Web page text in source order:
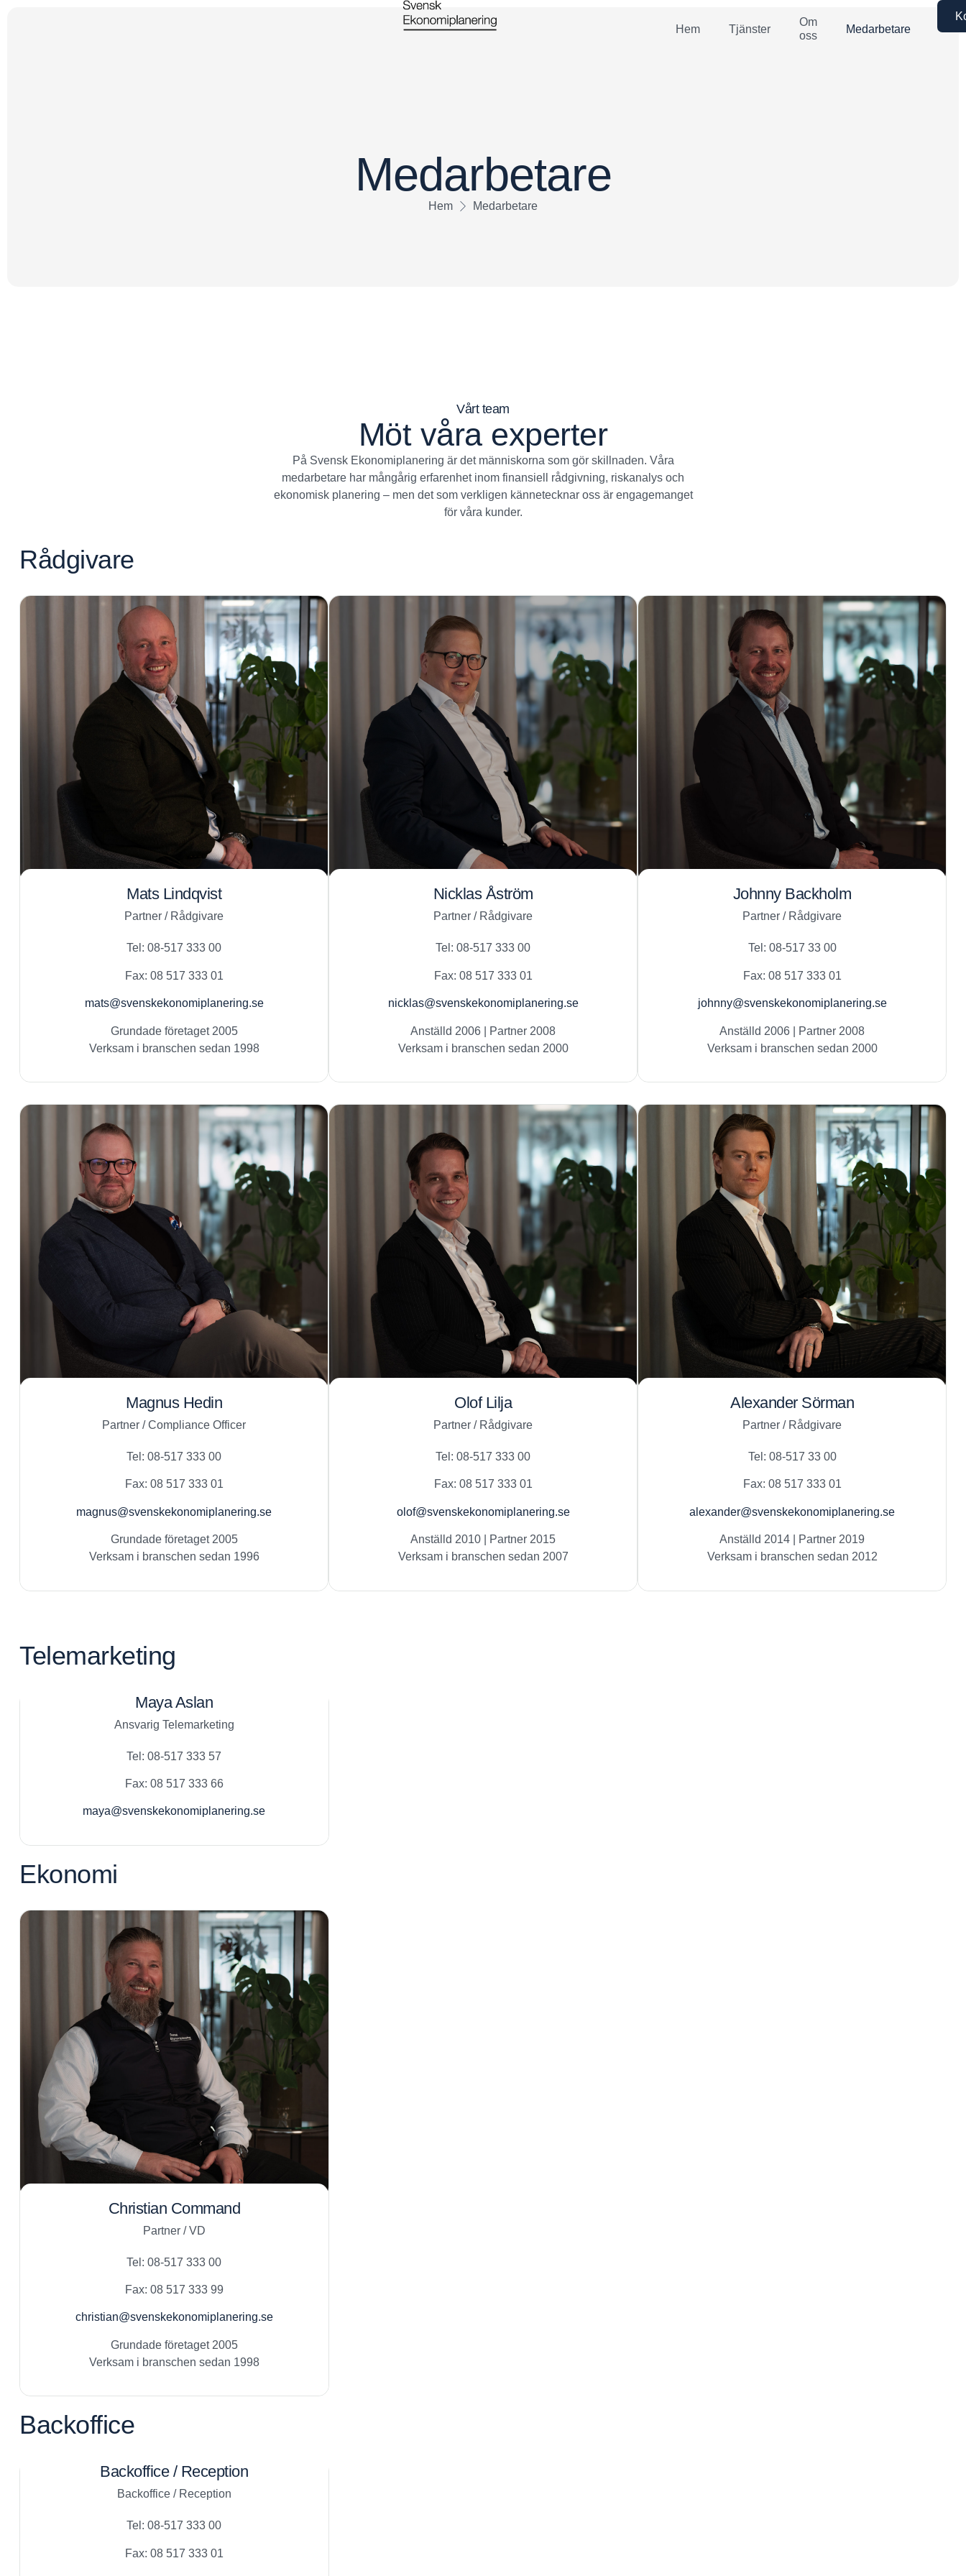
Hem Tjänster
Om
oss
Medarbetare
Medarbetare
Hem Medarbetare
Vårt team
Möt våra experter
På Svensk Ekonomiplanering är det människorna som gör skillnaden. Våra
medarbetare har mångårig erfarenhet inom finansiell rådgivning, riskanalys och
ekonomisk planering – men det som verkligen kännetecknar oss är engagemanget
för våra kunder.
Rådgivare
Mats Lindqvist
Partner / Rådgivare
Tel: 08-517 333 00
Fax: 08 517 333 01
mats@svenskekonomiplanering.se
Grundade företaget 2005
Verksam i branschen sedan 1998
Nicklas Åström
Partner / Rådgivare
Tel: 08-517 333 00
Fax: 08 517 333 01
nicklas@svenskekonomiplanering.se
Anställd 2006 | Partner 2008
Verksam i branschen sedan 2000
Johnny Backholm
Partner / Rådgivare
Tel: 08-517 33 00
Fax: 08 517 333 01
johnny@svenskekonomiplanering.se
Anställd 2006 | Partner 2008
Verksam i branschen sedan 2000
Magnus Hedin
Partner / Compliance Officer
Tel: 08-517 333 00
Fax: 08 517 333 01
magnus@svenskekonomiplanering.se
Grundade företaget 2005
Verksam i branschen sedan 1996
Olof Lilja
Partner / Rådgivare
Tel: 08-517 333 00
Fax: 08 517 333 01
olof@svenskekonomiplanering.se
Anställd 2010 | Partner 2015
Verksam i branschen sedan 2007
Alexander Sörman
Partner / Rådgivare
Tel: 08-517 33 00
Fax: 08 517 333 01
alexander@svenskekonomiplanering.se
Anställd 2014 | Partner 2019
Verksam i branschen sedan 2012
Telemarketing
Maya Aslan
Ansvarig Telemarketing
Tel: 08-517 333 57
Fax: 08 517 333 66
maya@svenskekonomiplanering.se
Ekonomi
Christian Command
Partner / VD
Tel: 08-517 333 00
Fax: 08 517 333 99
christian@svenskekonomiplanering.se
Grundade företaget 2005
Verksam i branschen sedan 1998
Backoffice
Backoffice / Reception
Backoffice / Reception
Tel: 08-517 333 00
Fax: 08 517 333 01